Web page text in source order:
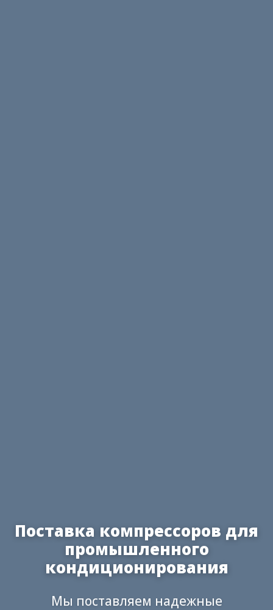
Поставка компрессоров для
промышленного
кондиционирования
Мы поставляем надежные